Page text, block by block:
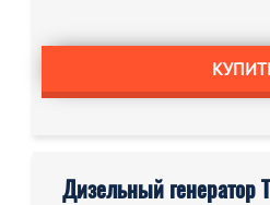
Дизельный генератор